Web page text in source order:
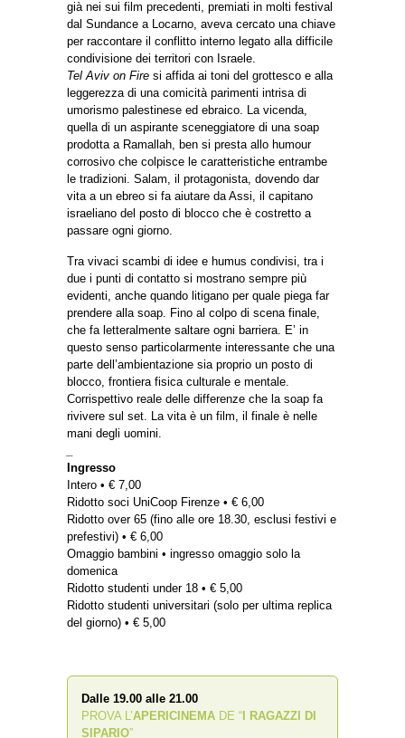
già nei sui film precedenti, premiati in molti festival
dal Sundance a Locarno, aveva cercato una chiave
per raccontare il conflitto interno legato alla difficile
condivisione dei territori con Israele.
Tel Aviv on Fire si affida ai toni del grottesco e alla
leggerezza di una comicità parimenti intrisa di
umorismo palestinese ed ebraico. La vicenda,
quella di un aspirante sceneggiatore di una soap
prodotta a Ramallah, ben si presta allo humour
corrosivo che colpisce le caratteristiche entrambe
le tradizioni. Salam, il protagonista, dovendo dar
vita a un ebreo si fa aiutare da Assi, il capitano
israeliano del posto di blocco che è costretto a
passare ogni giorno.
Tra vivaci scambi di idee e humus condivisi, tra i
due i punti di contatto si mostrano sempre più
evidenti, anche quando litigano per quale piega far
prendere alla soap. Fino al colpo di scena finale,
che fa letteralmente saltare ogni barriera. E’ in
questo senso particolarmente interessante che una
parte dell’ambientazione sia proprio un posto di
blocco, frontiera fisica culturale e mentale.
Corrispettivo reale delle differenze che la soap fa
rivivere sul set. La vita è un film, il finale è nelle
mani degli uomini.
Ingresso
Intero • € 7,00
Ridotto soci UniCoop Firenze • € 6,00
Ridotto over 65 (fino alle ore 18.30, esclusi festivi e
prefestivi) • € 6,00
Omaggio bambini • ingresso omaggio solo la
domenica
Ridotto studenti under 18 • € 5,00
Ridotto studenti universitari (solo per ultima replica
del giorno) • € 5,00
Dalle 19.00 alle 21.00
PROVA L’APERICINEMA DE “ I RAGAZZI DI
SIPARIO”